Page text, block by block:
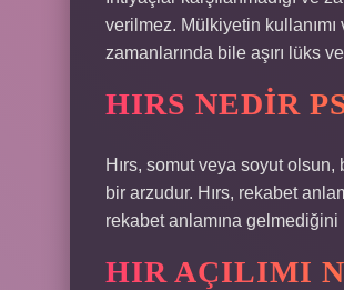
verilmez. Mülkiyetin
zamanlarında bile aşırı lüks
HIRS NEDIR
Hırs, somut veya soyut
bir arzudur. Hırs, rekabet
rekabet anlamına
HIR AÇILIMI